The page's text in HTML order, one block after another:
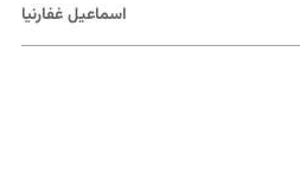
اسماعیل غفارنیا